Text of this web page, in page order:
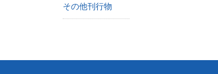
その他刊行物